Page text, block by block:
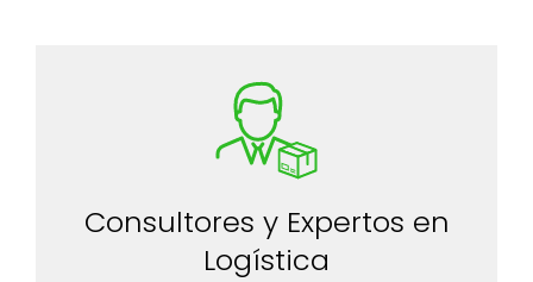
Consultores y Expertos en
Logística